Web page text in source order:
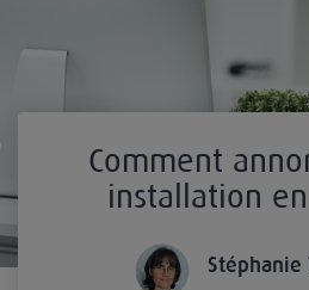
Comment
installation
Stéphanie